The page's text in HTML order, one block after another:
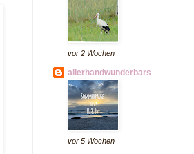
vor 2 Wochen
allerhandwunderbars
vor 5 Wochen